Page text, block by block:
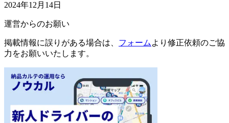
2024年12月14日
運営からのお願い
掲載情報に誤りがある場合は、 フォーム より修正依頼のご協
力をお願いいたします。